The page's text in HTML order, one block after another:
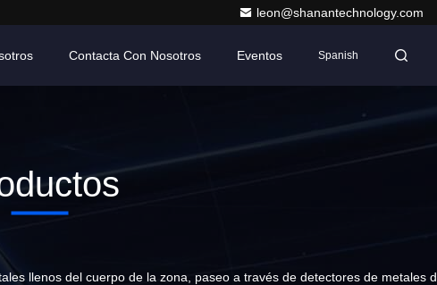
leon@shanantechnology.com
Contacta Con Nosotros Eventos Spanish
llenos del cuerpo de la zona, paseo a través de detectores de metales